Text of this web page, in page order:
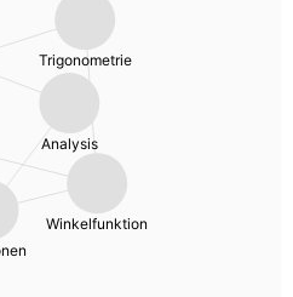
Winkelfunktion
Trigonometrie
Analysis